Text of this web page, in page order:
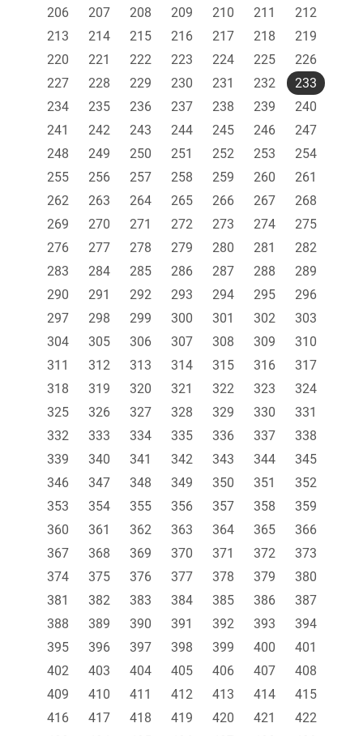
206
207 208 209 210 211
212
213
214 215 216 217 218
219
220
221 222 223 224 225
226
227
228 229 230 231 232
233
234
235 236 237 238 239
240
241
242 243 244 245 246
247
248
249 250 251 252 253
254
255
256 257 258 259 260
261
262
263 264 265 266 267
268
269
270 271 272 273 274
275
276
277 278 279 280 281
282
283
284 285 286 287 288
289
290
291 292 293 294 295
296
297
298 299 300 301 302
303
304
305 306 307 308 309
310
311
312 313 314 315 316
317
318
319 320 321 322 323
324
325
326 327 328 329 330
331
332
333 334 335 336 337
338
339
340 341 342 343 344
345
346
347 348 349 350 351
352
353
354 355 356 357 358
359
360
361 362 363 364 365
366
367
368 369 370 371 372
373
374
375 376 377 378 379
380
381
382 383 384 385 386
387
388
389 390 391 392 393
394
395
396 397 398 399 400
401
402
403 404 405 406 407
408
409
410 411 412 413 414
415
416
417 418 419 420 421
422